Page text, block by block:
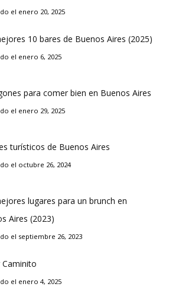
el enero 20, 2025
10 bares de Buenos Aires (2025)
el enero 6, 2025
para comer bien en Buenos Aires
el enero 29, 2025
turísticos de Buenos Aires
el octubre 26, 2024
lugares para un brunch en
Aires (2023)
el septiembre 26, 2023
Caminito
el enero 4, 2025